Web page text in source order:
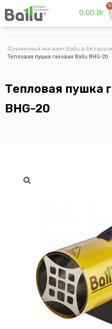
0,00 Br
Фирменный магазин Ballu в Беларуси
Тепловая пушка газовая Ballu BHG-20
Тепловая пушка
BHG-20